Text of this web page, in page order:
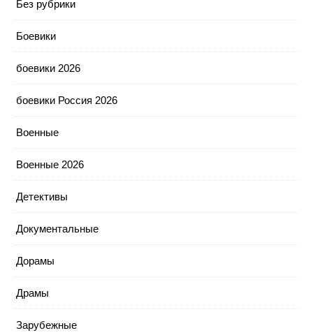
Без рубрики
Боевики
боевики 2026
боевики Россия 2026
Военные
Военные 2026
Детективы
Документальные
Дорамы
Драмы
Зарубежные